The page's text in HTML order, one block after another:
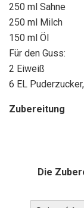
250 ml Sahne
250 ml Milch
150 ml Öl
Für den Guss:
2 Eiweiß
6 EL Puderzucker,
Zubereitung
Die